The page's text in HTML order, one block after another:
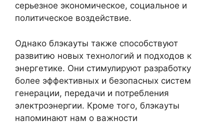
серьезное экономическое, социальное и
политическое воздействие.
Однако блэкауты также способствуют
развитию новых технологий и подходов к
энергетике. Они стимулируют разработку
более эффективных и безопасных систем
генерации, передачи и потребления
электроэнергии. Кроме того, блэкауты
напоминают нам о важности